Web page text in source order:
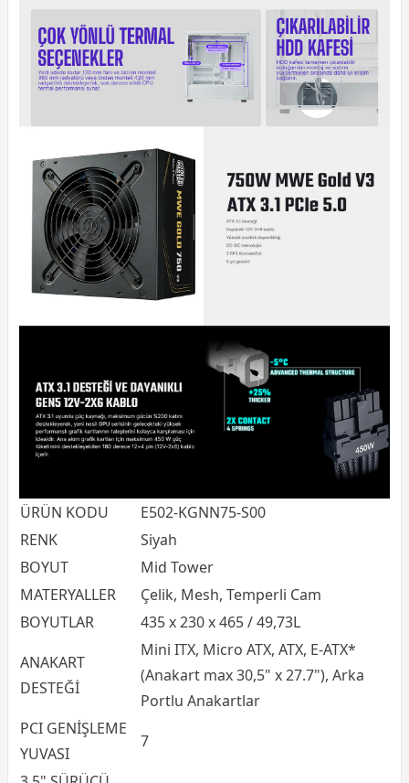
ÜRÜN KODU
E502-KGNN75-S00
RENK
Siyah
BOYUT
Mid Tower
MATERYALLER
Çelik, Mesh, Temperli Cam
BOYUTLAR
435 x 230 x 465 / 49,73L
ANAKART
DESTEĞİ
Mini ITX, Micro ATX, ATX, E-ATX*
(Anakart max 30,5" x 27.7"), Arka
Portlu Anakartlar
PCI GENİŞLEME
YUVASI
7